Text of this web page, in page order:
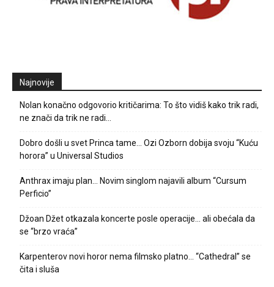
Najnovije
Nolan konačno odgovorio kritičarima: To što vidiš kako trik radi,
ne znači da trik ne radi…
Dobro došli u svet Princa tame… Ozi Ozborn dobija svoju “Kuću
horora” u Universal Studios
Anthrax imaju plan… Novim singlom najavili album “Cursum
Perficio”
Džoan Džet otkazala koncerte posle operacije… ali obećala da
se “brzo vraća”
Karpenterov novi horor nema filmsko platno… “Cathedral” se
čita i sluša